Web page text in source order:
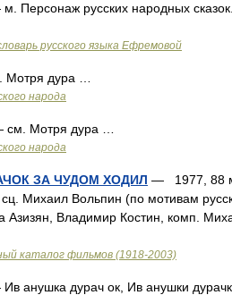
Персонаж русских народных
русского языка Ефремовой
дура …
народа
см. Мотря дура …
народа
ЗА ЧУДОМ ХОДИЛ — 1977, 88
Михаил Вольпин (по мотивам
Азизян, Владимир Костин, комп.
каталог фильмов (1918-2003)
анушка дурач ок, Ив анушки